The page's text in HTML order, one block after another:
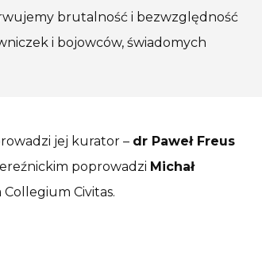
brutalność i bezwzględność
i bojowców, świadomych
jej kurator – dr Paweł Freus
poprowadzi Michał
Civitas.